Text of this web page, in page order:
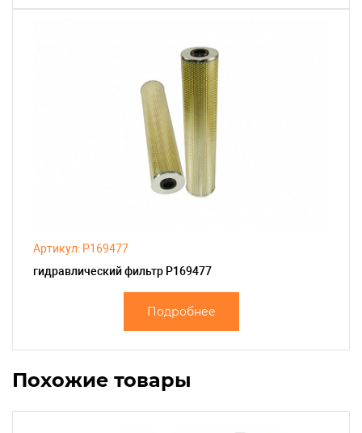
Артикул: P169477
гидравлический фильтр P169477
Подробнее
Похожие товары